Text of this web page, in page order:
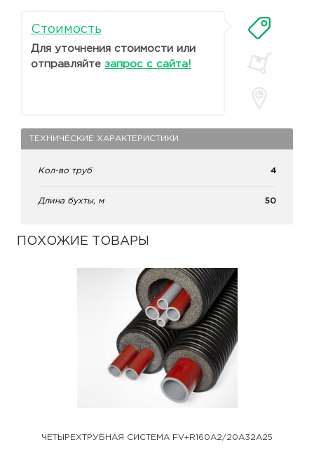
Стоимость
Для уточнения стоимости или
отправляйте запрос с сайта!
ТЕХНИЧЕСКИЕ ХАРАКТЕРИСТИКИ
Кол-во труб 4
Длина бухты, м 50
ПОХОЖИЕ ТОВАРЫ
ЧЕТЫРЕХТРУБНАЯ СИСТЕМА FV+R160A2/20A32A25